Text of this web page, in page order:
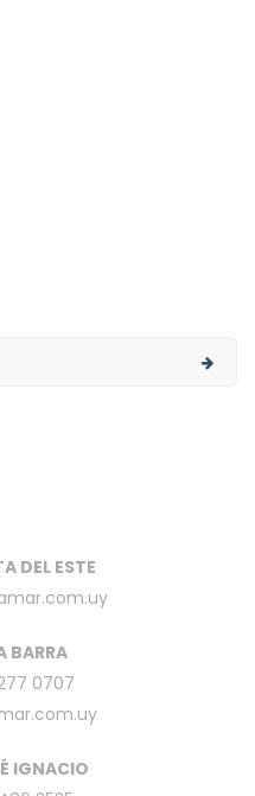
DEL ESTE
BARRA
0707
IGNACIO